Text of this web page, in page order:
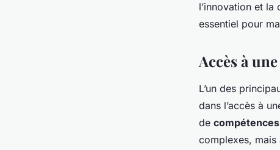
l’innovation et
essentiel pour
Accès à
L’un des
dans l’accès à
de
complexes,